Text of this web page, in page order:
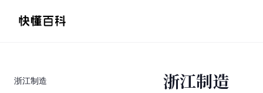
浙江制造
浙江制造